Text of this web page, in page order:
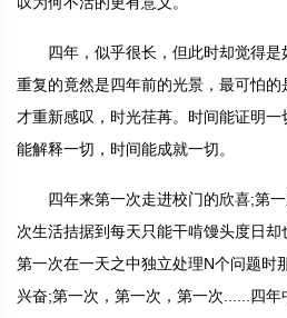
四年，似乎很长，但此时却觉得是
重复的竟然是四年前的光景，最可怕
才重新感叹，时光荏苒。时间能证明
能解释一切，时间能成就一切。
四年来第一次走进校门的欣喜;第一
次生活拮据到每天只能干啃馒头度日
第一次在一天之中独立处理N个问题时
兴奋;第一次，第一次，第一次......四